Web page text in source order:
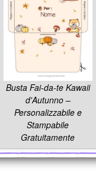
Busta Fai-da-te Kawaii
d'Autunno –
Personalizzabile e
Stampabile
Gratuitamente